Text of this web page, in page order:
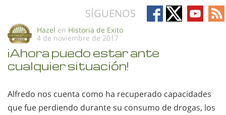
SÍGUENOS
Follow
on
Follow
on
Follow
on
on
Hazel en Historia de Exito
4 de noviembre de 2017
¡Ahora puedo estar ante
cualquier situación!
Alfredo nos cuenta como ha recuperado capacidades
que fue perdiendo durante su consumo de drogas, los